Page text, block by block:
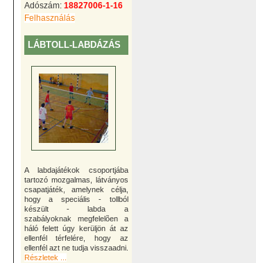
Adószám: 18827006-1-16
Felhasználás
LÁBTOLL-LABDÁZÁS
A labdajátékok csoportjába
tartozó mozgalmas, látványos
csapatjáték, amelynek célja,
hogy a speciális - tollból
készült - labda a
szabályoknak megfelelõen a
háló felett úgy kerüljön át az
ellenfél térfelére, hogy az
ellenfél azt ne tudja visszaadni.
Részletek ...